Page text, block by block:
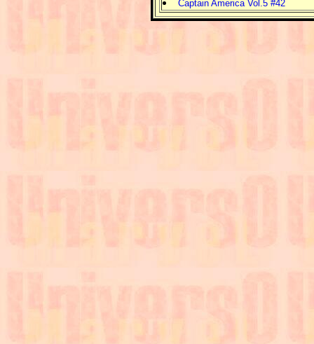
Captain America Vol.5 #42